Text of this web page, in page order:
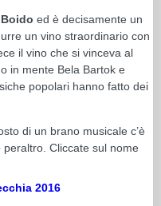
ed è decisamente un
un vino straordinario con
il vino che si vinceva al
in mente Bela Bartok e
popolari hanno fatto dei
di un brano musicale c’è
peraltro. Cliccate sul nome
2016